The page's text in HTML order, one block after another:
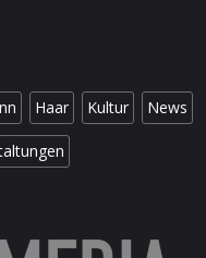
Haar Kultur News